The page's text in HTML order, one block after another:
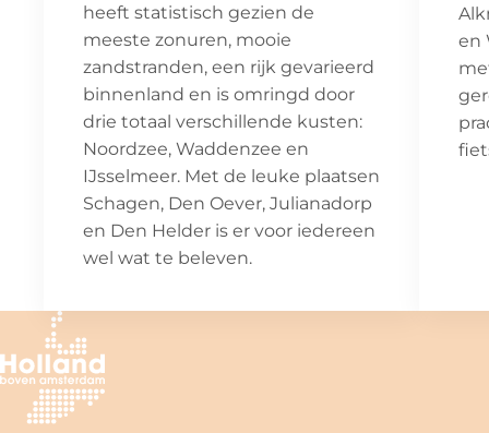
heeft statistisch gezien de
meeste zonuren, mooie
zandstranden, een rijk gevarieerd
binnenland en is omringd door
drie totaal verschillende kusten:
Noordzee, Waddenzee en
IJsselmeer. Met de leuke plaatsen
Schagen, Den Oever, Julianadorp
en Den Helder is er voor iedereen
wel wat te beleven.
en